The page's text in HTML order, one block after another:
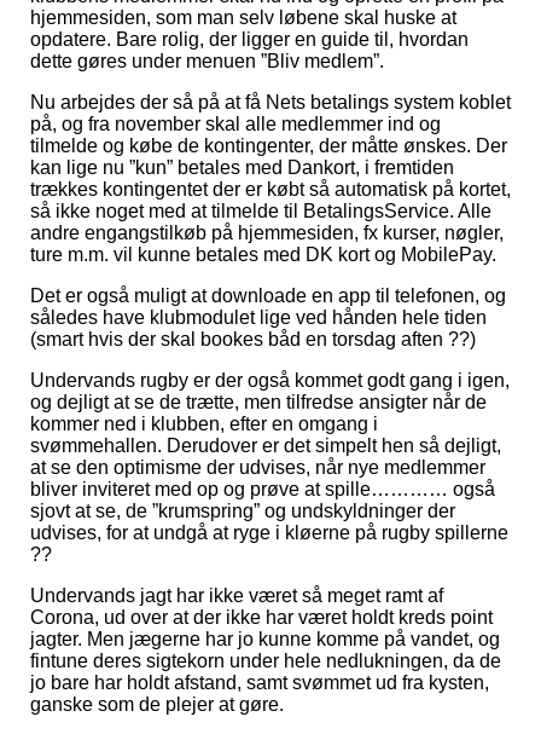
hjemmesiden, som man selv løbene skal huske at
opdatere. Bare rolig, der ligger en guide til, hvordan
dette gøres under menuen ”Bliv medlem”.
Nu arbejdes der så på at få Nets betalings system koblet
på, og fra november skal alle medlemmer ind og
tilmelde og købe de kontingenter, der måtte ønskes. Der
kan lige nu ”kun” betales med Dankort, i fremtiden
trækkes kontingentet der er købt så automatisk på kortet,
så ikke noget med at tilmelde til BetalingsService. Alle
andre engangstilkøb på hjemmesiden, fx kurser, nøgler,
ture m.m. vil kunne betales med DK kort og MobilePay.
Det er også muligt at downloade en app til telefonen, og
således have klubmodulet lige ved hånden hele tiden
(smart hvis der skal bookes båd en torsdag aften ??)
Undervands rugby er der også kommet godt gang i igen,
og dejligt at se de trætte, men tilfredse ansigter når de
kommer ned i klubben, efter en omgang i
svømmehallen. Derudover er det simpelt hen så dejligt,
at se den optimisme der udvises, når nye medlemmer
bliver inviteret med op og prøve at spille………… også
sjovt at se, de ”krumspring” og undskyldninger der
udvises, for at undgå at ryge i kløerne på rugby spillerne
??
Undervands jagt har ikke været så meget ramt af
Corona, ud over at der ikke har været holdt kreds point
jagter. Men jægerne har jo kunne komme på vandet, og
fintune deres sigtekorn under hele nedlukningen, da de
jo bare har holdt afstand, samt svømmet ud fra kysten,
ganske som de plejer at gøre.